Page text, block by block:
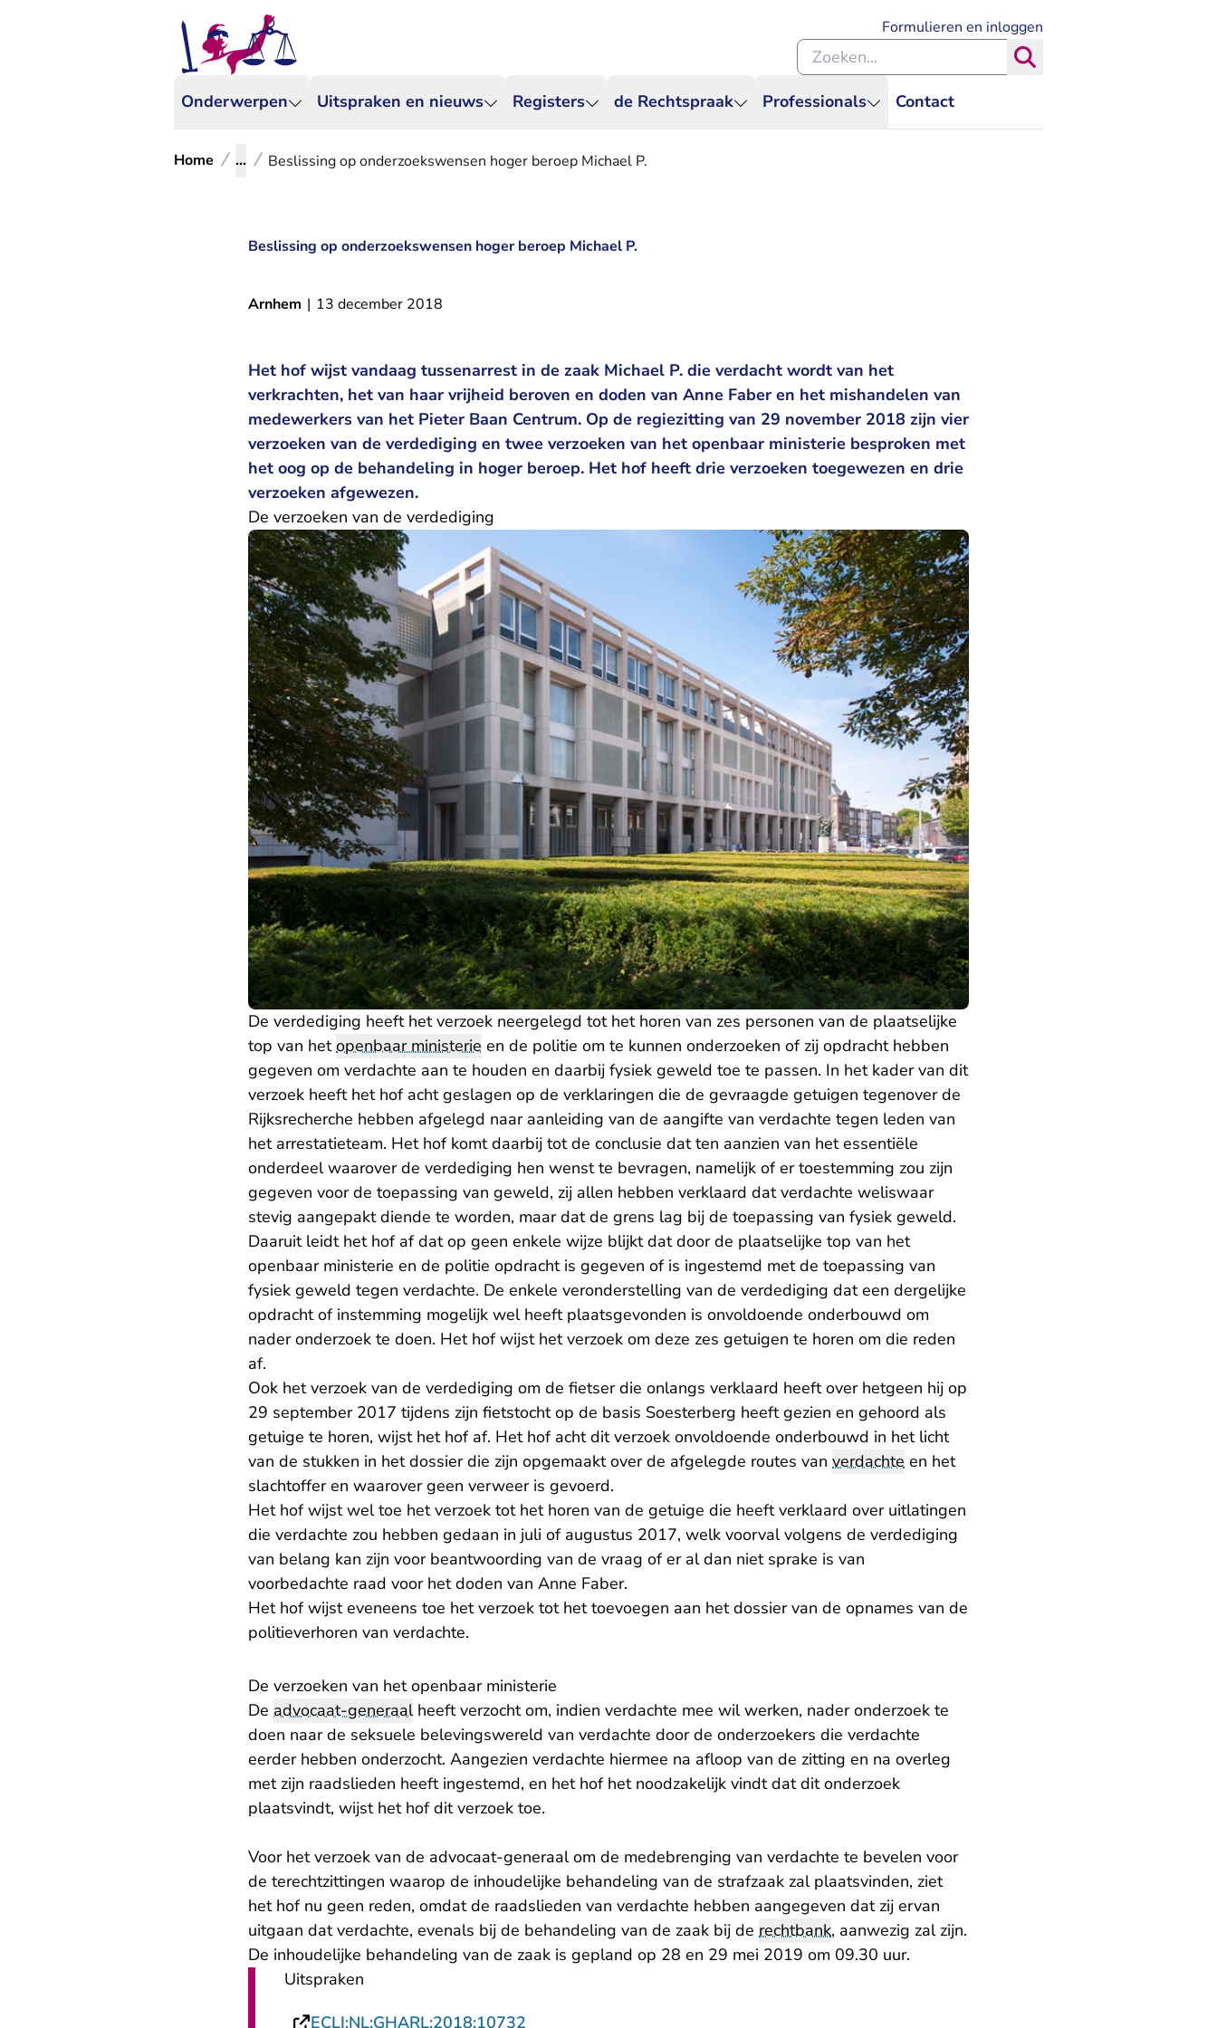
Onderwerpen Uitspraken en nieuws Registers de Rechtspraak Professionals Contact
Formulieren en inloggen
Zoeken binnen de Rechtspraak
Home ... Beslissing op onderzoekswensen hoger beroep Michael P.
Beslissing op onderzoekswensen hoger beroep Michael P.
Arnhem | 13 december 2018
Het hof wijst vandaag tussenarrest in de zaak Michael P. die verdacht wordt van het
verkrachten, het van haar vrijheid beroven en doden van Anne Faber en het mishandelen van
medewerkers van het Pieter Baan Centrum. Op de regiezitting van 29 november 2018 zijn vier
verzoeken van de verdediging en twee verzoeken van het openbaar ministerie besproken met
het oog op de behandeling in hoger beroep. Het hof heeft drie verzoeken toegewezen en drie
verzoeken afgewezen.
De verzoeken van de verdediging
De verdediging heeft het verzoek neergelegd tot het horen van zes personen van de plaatselijke
top van hetopenbaar ministerie en de politie om te kunnen onderzoeken of zij opdracht hebben
gegeven om verdachte aan te houden en daarbij fysiek geweld toe te passen. In het kader van dit
verzoek heeft het hof acht geslagen op de verklaringen die de gevraagde getuigen tegenover de
Rijksrecherche hebben afgelegd naar aanleiding van de aangifte van verdachte tegen leden van
het arrestatieteam. Het hof komt daarbij tot de conclusie dat ten aanzien van het essentiële
onderdeel waarover de verdediging hen wenst te bevragen, namelijk of er toestemming zou zijn
gegeven voor de toepassing van geweld, zij allen hebben verklaard dat verdachte weliswaar
stevig aangepakt diende te worden, maar dat de grens lag bij de toepassing van fysiek geweld.
Daaruit leidt het hof af dat op geen enkele wijze blijkt dat door de plaatselijke top van het
openbaar ministerie en de politie opdracht is gegeven of is ingestemd met de toepassing van
fysiek geweld tegen verdachte. De enkele veronderstelling van de verdediging dat een dergelijke
opdracht of instemming mogelijk wel heeft plaatsgevonden is onvoldoende onderbouwd om
nader onderzoek te doen. Het hof wijst het verzoek om deze zes getuigen te horen om die reden
af.
Ook het verzoek van de verdediging om de fietser die onlangs verklaard heeft over hetgeen hij op
29 september 2017 tijdens zijn fietstocht op de basis Soesterberg heeft gezien en gehoord als
getuige te horen, wijst het hof af. Het hof acht dit verzoek onvoldoende onderbouwd in het licht
van de stukken in het dossier die zijn opgemaakt over de afgelegde routes van verdachte en het
slachtoffer en waarover geen verweer is gevoerd.
Het hof wijst wel toe het verzoek tot het horen van de getuige die heeft verklaard over uitlatingen
die verdachte zou hebben gedaan in juli of augustus 2017, welk voorval volgens de verdediging
van belang kan zijn voor beantwoording van de vraag of er al dan niet sprake is van
voorbedachte raad voor het doden van Anne Faber.
Het hof wijst eveneens toe het verzoek tot het toevoegen aan het dossier van de opnames van de
politieverhoren van verdachte.
De verzoeken van het openbaar ministerie
De advocaat-generaalheeft verzocht om, indien verdachte mee wil werken, nader onderzoek te
doen naar de seksuele belevingswereld van verdachte door de onderzoekers die verdachte
eerder hebben onderzocht. Aangezien verdachte hiermee na afloop van de zitting en na overleg
met zijn raadslieden heeft ingestemd, en het hof het noodzakelijk vindt dat dit onderzoek
plaatsvindt, wijst het hof dit verzoek toe.
Voor het verzoek van de advocaat-generaal om de medebrenging van verdachte te bevelen voor
de terechtzittingen waarop de inhoudelijke behandeling van de strafzaak zal plaatsvinden, ziet
het hof nu geen reden, omdat de raadslieden van verdachte hebben aangegeven dat zij ervan
uitgaan dat verdachte, evenals bij de behandeling van de zaak bij de rechtbank, aanwezig zal zijn.
De inhoudelijke behandeling van de zaak is gepland op 28 en 29 mei 2019 om 09.30 uur.
Uitspraken
ECLI:NL:GHARL:2018:10732